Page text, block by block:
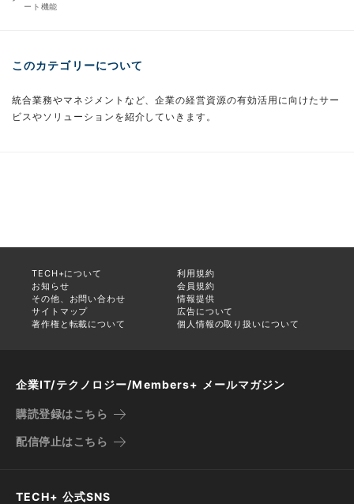
ート機能
このカテゴリーについて
統合業務やマネジメントなど、企業の経営資源の有効活用に向けたサー
ビスやソリューションを紹介していきます。
TECH+について
利用規約
お知らせ
会員規約
その他、お問い合わせ
情報提供
サイトマップ
広告について
著作権と転載について
個人情報の取り扱いについて
企業IT/テクノロジー/Members+ メールマガジン
購読登録はこちら
配信停止はこちら
TECH+ 公式SNS